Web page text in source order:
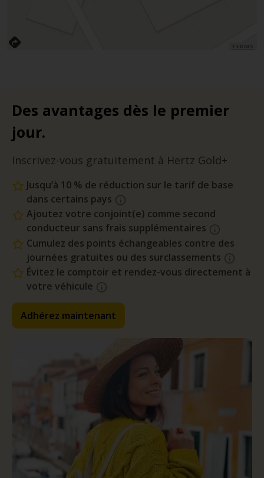
Des avantages dès le premier
jour.
Inscrivez-vous gratuitement à Hertz Gold+
Jusqu’à 10 % de réduction sur le tarif de base
dans certains pays
Ajoutez votre conjoint(e) comme second
conducteur sans frais supplémentaires
Cumulez des points échangeables contre des
journées gratuites ou des surclassements
Évitez le comptoir et rendez-vous directement à
votre véhicule
Adhérez maintenant